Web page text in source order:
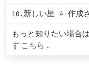
10.新しい星 ⭐ 作成
もっと知りたい場合
す こちら .